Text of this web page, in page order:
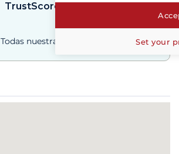
TrustScore
Todas nuestras reseñas Set your